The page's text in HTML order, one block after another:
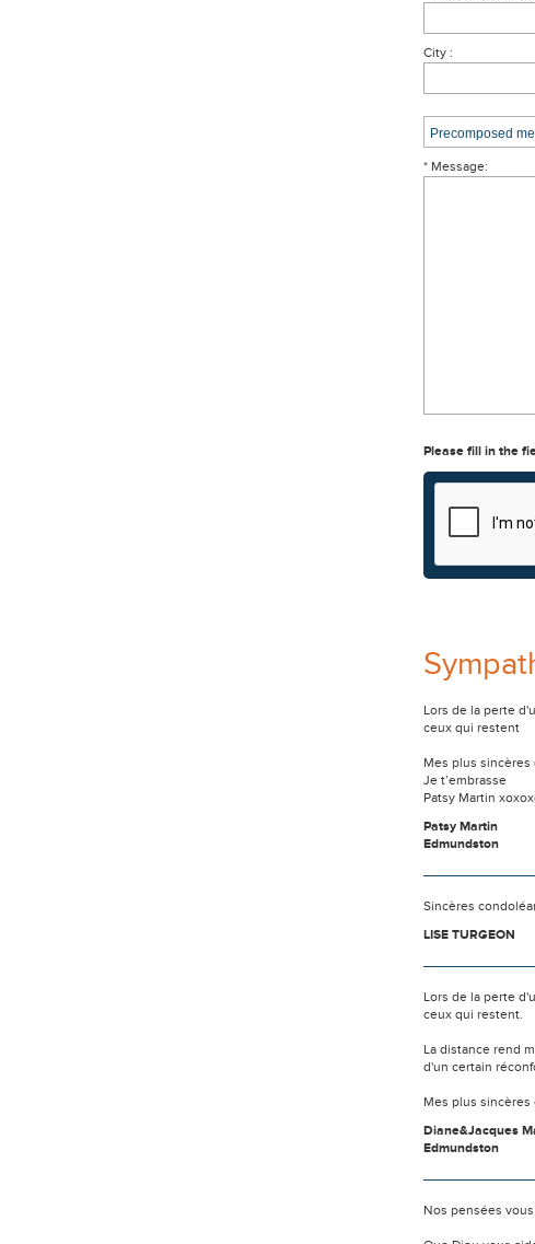
City :
* Message:
Please fill in the
Lors de la perte
ceux qui restent
Mes plus
Je t’embrasse
Patsy Martin
Patsy Martin
Edmundston
Sincères
LISE TURGEON
Lors de la perte
ceux qui restent.
La distance rend
d'un certain
Mes plus sincères
Diane&Jacques
Edmundston
Nos pensées